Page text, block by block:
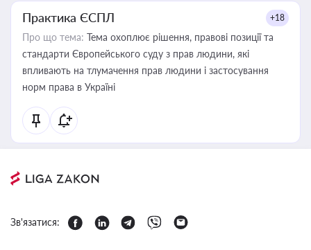
Практика ЄСПЛ +18
Про що тема: Тема охоплює рішення, правові позиції та
стандарти Європейського суду з прав людини, які
впливають на тлумачення прав людини і застосування
норм права в Україні
Зв'язатися: